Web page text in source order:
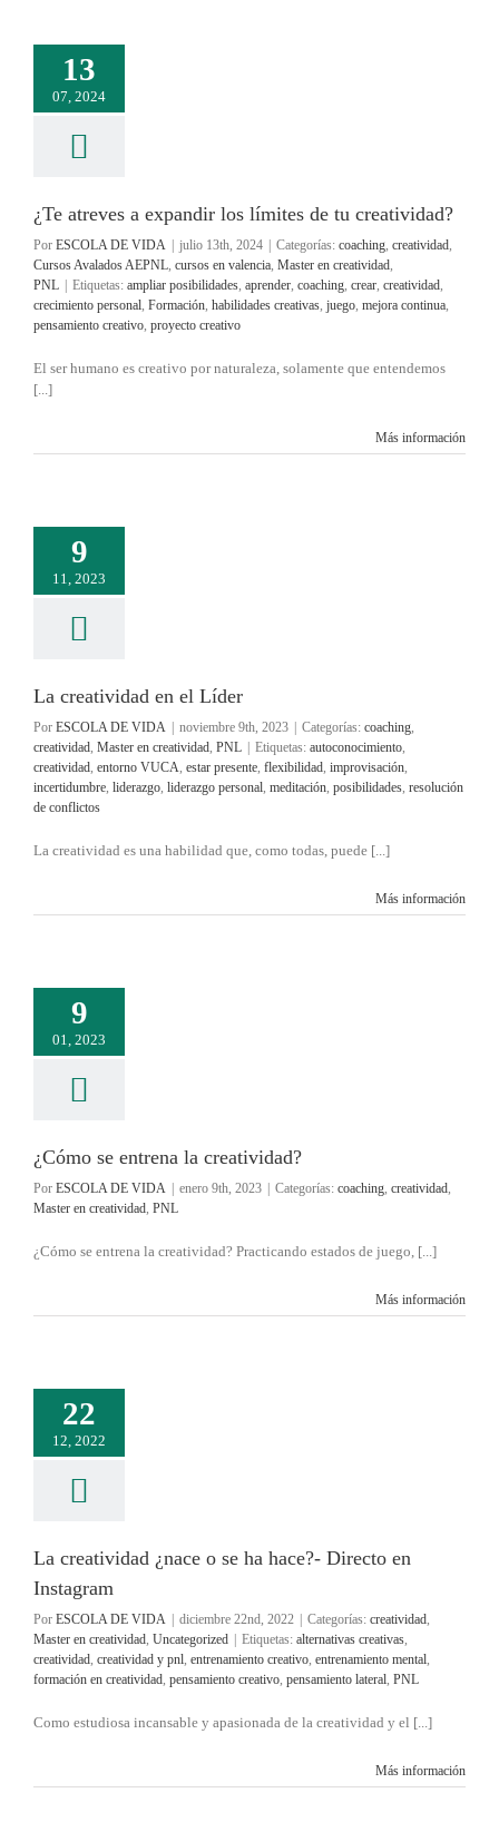
13
07, 2024
¿Te atreves a expandir los límites de tu creatividad?
Por ESCOLA DE VIDA julio 13th, 2024 Categorías: coaching, creatividad,
Cursos Avalados AEPNL, cursos en valencia, Master en creatividad,
PNL
Etiquetas: ampliar posibilidades, aprender, coaching, crear, creatividad,
crecimiento personal, Formación, habilidades creativas, juego, mejora continua,
pensamiento creativo, proyecto creativo
El ser humano es creativo por naturaleza, solamente que entendemos
[...]
Más información
9
11, 2023
La creatividad en el Líder
Por ESCOLA DE VIDA noviembre 9th, 2023 Categorías: coaching,
creatividad, Master en creatividad, PNL Etiquetas: autoconocimiento,
creatividad, entorno VUCA, estar presente, flexibilidad, improvisación,
incertidumbre, liderazgo, liderazgo personal, meditación, posibilidades, resolución
de conflictos
La creatividad es una habilidad que, como todas, puede [...]
Más información
9
01, 2023
¿Cómo se entrena la creatividad?
Por ESCOLA DE VIDA enero 9th, 2023 Categorías: coaching, creatividad,
Master en creatividad, PNL
¿Cómo se entrena la creatividad? Practicando estados de juego, [...]
Más información
22
12, 2022
La creatividad ¿nace o se ha hace?- Directo en
Instagram
Por ESCOLA DE VIDA diciembre 22nd, 2022 Categorías: creatividad,
Master en creatividad, Uncategorized Etiquetas: alternativas creativas,
creatividad, creatividad y pnl, entrenamiento creativo, entrenamiento mental,
formación en creatividad, pensamiento creativo, pensamiento lateral, PNL
Como estudiosa incansable y apasionada de la creatividad y el [...]
Más información